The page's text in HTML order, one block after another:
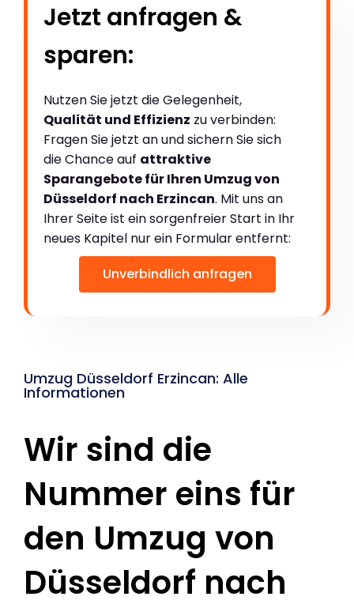
Jetzt anfragen &
sparen:
Nutzen Sie jetzt die Gelegenheit,
Qualität und Effizienz zu verbinden:
Fragen Sie jetzt an und sichern Sie sich
die Chance auf attraktive
Sparangebote für Ihren Umzug von
Düsseldorf nach Erzincan. Mit uns an
Ihrer Seite ist ein sorgenfreier Start in Ihr
neues Kapitel nur ein Formular entfernt:
Unverbindlich anfragen
Umzug Düsseldorf Erzincan: Alle
Informationen
Wir sind die
Nummer eins für
den Umzug von
Düsseldorf nach